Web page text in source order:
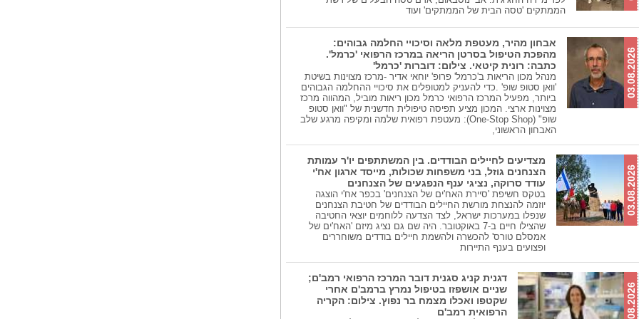
הממתקים 'טסה הבית של הממתקים' ועוד
03.08.2026
אבחון מהיר, מעטפת מלאה וסיכויי החלמה גבוהים:
מהפכת הטיפול בסרטן הריאה במרכז הרפואי 'כרמל'.
כתבה: רונית קיטאי. צילום: דוברות 'כרמל'
מנהל מכון הריאות ב'כרמל' פרופ' יוחאי אדיר -מרכז מצוינות בשיטת
'וואן סטופ שופ' .כדי להעניק למטופלים את סיכויי ההחלמה הגבוהים
ביותר, מפעיל המרכז הרפואי כרמל מכון ריאות מוביל, המהווה מרכז
מצוינות ארצי. המכון מציע תפיסה טיפולית חדשנית של "וואן סטופ
שופ" (One-Stop Shop): מעטפת רפואית שלמה ומקיפה מרגע שלב
האבחון הראשוני,
03.08.2026
מצדיעים לחיילים הבודדים. בין המשתתפים יו'ר עמותת
הצנחנים גוזל, בני משפחות שכולות, מייסד ארגון אח'י
עודד סרוקה, נציגי ענף הנפגעים של הצנחנים
בטקס חשיפת 'סיירת האח'ים של הצנחנים' בכפר אח'י הוצגה
יוזמה להנצחת מורשת החיילים הבודדים של חטיבת הצנחנים
שנפלו במערכות ישראל, לצד הצדעה ללוחמים יוצאי החטיבה
שהצילו חיים ב-7 באוקטובר. היה שם גם נציג מיזם 'האח'ים של
אמסלם טורס' להכשרה ולהשמת חיילים בודדים משוחררים
ופצועים בענף התיירות
03.08.2026
דגנית קניג סגנית דובר המרכז הרפואי רמב'ם;
שניים אושפזו בטיפול נמרץ ברמב'ם אחרי
שקטפו ואכלו מצמח בר נפוץ. צילום: הקריה
הרפואית רמב'ם